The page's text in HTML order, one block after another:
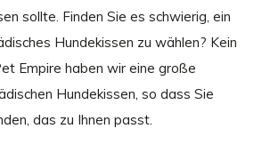
sollte. Finden Sie es schwierig, ein
Hundekissen zu wählen? Kein
Empire haben wir eine große
Hundekissen, so dass Sie
das zu Ihnen passt.